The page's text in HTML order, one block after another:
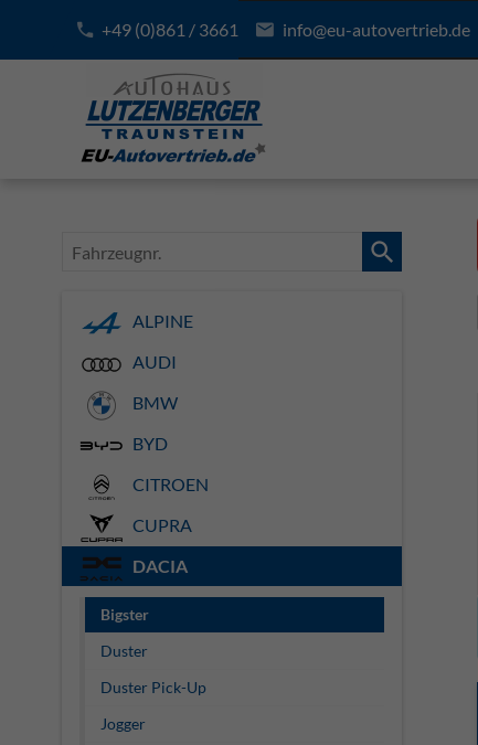
+49 (0)861 / 3661 info@eu-autovertrieb.de
Fahrzeugnr.
ALPINE
AUDI
BMW
BYD
CITROEN
CUPRA
DACIA
Bigster
Duster
Duster Pick-Up
Jogger